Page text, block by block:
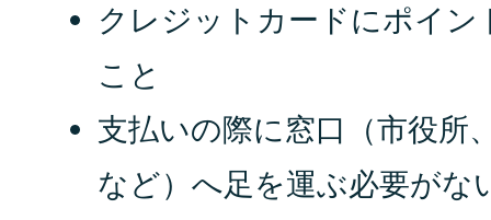
クレジットカードにポイ
こと
支払いの際に窓口（市役所
など）へ足を運ぶ必要がな